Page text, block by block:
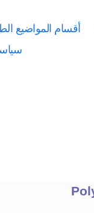
أقسام المواضيع